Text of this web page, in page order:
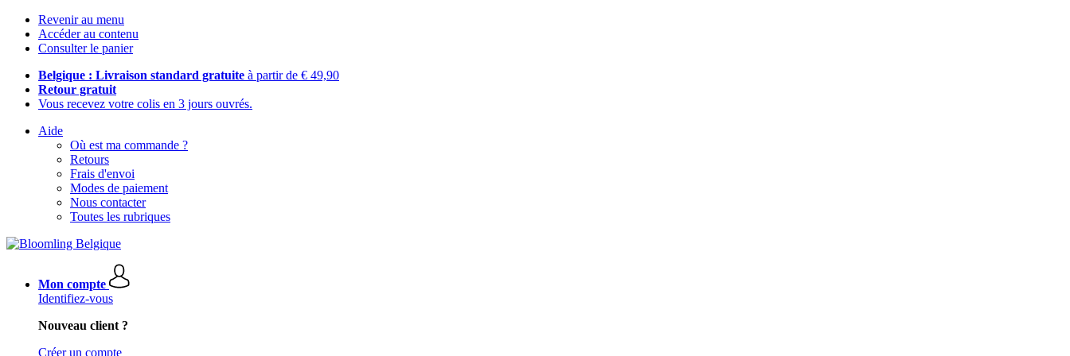
Revenir au menu
Accéder au contenu
Consulter le panier
Belgique : Livraison standard gratuite à partir de € 49,90
Retour gratuit
Vous recevez votre colis en 3 jours ouvrés.
Aide
Où est ma commande ?
Retours
Frais d'envoi
Modes de paiement
Nous contacter
Toutes les rubriques
Mon compte
Identifiez-vous
Nouveau client ?
Créer un compte